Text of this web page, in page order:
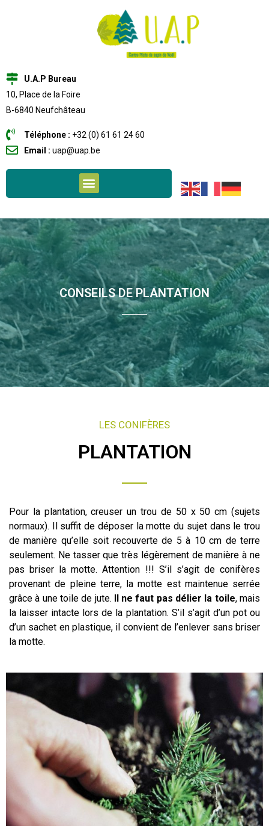
U.A.P Bureau
10, Place de la Foire
B-6840 Neufchâteau
Téléphone : +32 (0) 61 61 24 60
Email : uap@uap.be
CONSEILS DE PLANTATION
LES CONIFÈRES
PLANTATION
Pour la plantation, creuser un trou de 50 x 50 cm (sujets
normaux). Il suffit de déposer la motte du sujet dans le trou
de manière qu’elle soit recouverte de 5 à 10 cm de terre
seulement. Ne tasser que très légèrement de manière à ne
pas briser la motte. Attention !!! S’il s’agit de conifères
provenant de pleine terre, la motte est maintenue serrée
grâce à une toile de jute. Il ne faut pas délier la toile, mais
la laisser intacte lors de la plantation. S’il s’agit d’un pot ou
d’un sachet en plastique, il convient de l’enlever sans briser
la motte.